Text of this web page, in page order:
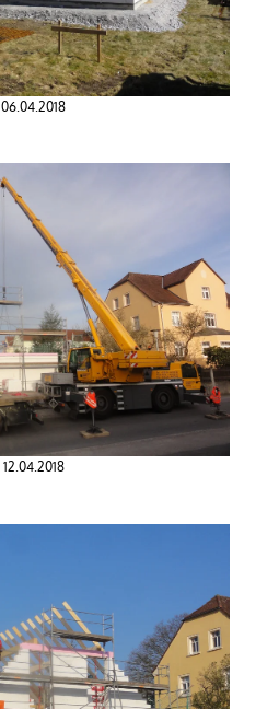
06.04.2018
12.04.2018